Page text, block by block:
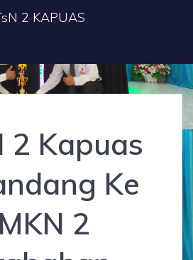
2 KAPUAS
2 Kapuas
Ke
2